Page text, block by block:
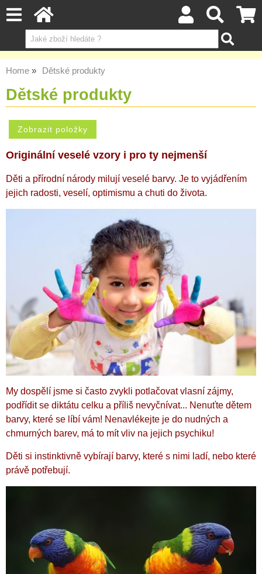
Home Dětské produkty
Dětské produkty
Originální veselé vzory i pro ty nejmenší
Děti a přírodní národy milují veselé barvy. Je to vyjádřením
jejich radosti, veselí, optimismu a chuti do života.
My dospělí jsme si často zvykli potlačovat vlasní zájmy,
podřídit se diktátu celku a příliš nevyčnívat... Nenuťte dětem
barvy, které se líbí vám! Nenavlékejte je do nudných a
chmurných barev, má to mít vliv na jejich psychiku!
Děti si instinktivně vybírají barvy, které s nimi ladí, nebo které
právě potřebují.